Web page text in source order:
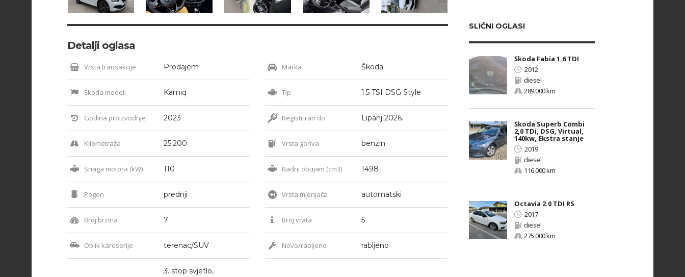
Detalji oglasa
Vrsta transakcije Prodajem Marka Škoda
Škoda modeli Kamiq Tip 1.5 TSI DSG Style
Godina proizvodnje 2023 Registriran do Lipanj 2026.
Kilometraža 25.200 Vrsta goriva benzin
Snaga motora (kW) 110 Radni obujam (cm3) 1498
Pogon prednji Vrsta mjenjača automatski
Broj brzina 7 Broj vrata 5
Oblik karoserije terenac/SUV Novo/rabljeno rabljeno
3. stop svjetlo,
SLIČNI OGLASI
Škoda Fabia 1.6 TDI
2012
diesel
289.000 km
Škoda Superb Combi
2,0 TDi, DSG, Virtual,
140kw, Ekstra stanje
2019
diesel
116.000 km
Octavia 2.0 TDI RS
2017
diesel
275.000 km